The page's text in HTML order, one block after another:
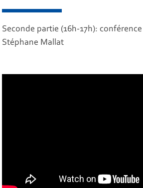
Seconde partie (16h-17h):
Stéphane Mallat